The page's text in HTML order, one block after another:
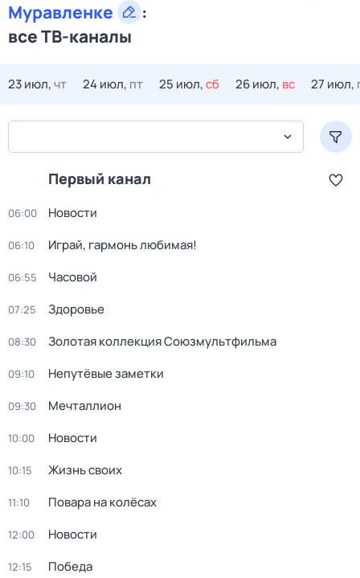
Муравленке
:
все ТВ-каналы
23 июл,чт 24 июл, пт 25 июл,сб 26 июл, вс 27 июл,
Первый канал
06:00 Новости
06:10 Играй, гармонь любимая!
06:55 Часовой
07:25 Здоровье
08:30 Золотая коллекция Союзмультфильма
09:10 Непутёвые заметки
09:30 Мечталлион
10:00 Новости
10:15 Жизнь своих
11:10 Повара на колёсах
12:00 Новости
12:15 Победа